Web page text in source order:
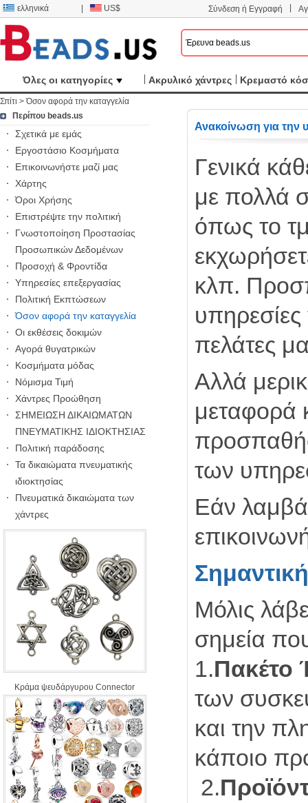
ελληνικά US$ Σύνδεση ή Εγγραφή
Όλες οι κατηγορίες Ακρυλικό χάντρες Κρεμαστό
Σπίτι >Όσον αφορά την καταγγελία
Περίπου beads.us
Σχετικά με εμάς
Εργοστάσιο Κοσμήματα
Επικοινωνήστε μαζί μας
Χάρτης
Όροι Χρήσης
Επιστρέψτε την πολιτική
Γνωστοποίηση Προστασίας
Προσωπικών Δεδομένων
Προσοχή & Φροντίδα
Υπηρεσίες επεξεργασίας
Πολιτική Εκπτώσεων
Όσον αφορά την καταγγελία
Οι εκθέσεις δοκιμών
Αγορά θυγατρικών
Κοσμήματα μόδας
Νόμισμα Τιμή
Χάντρες Προώθηση
ΣΗΜΕΙΩΣΗ ΔΙΚΑΙΩΜΑΤΩΝ
ΠΝΕΥΜΑΤΙΚΗΣ ΙΔΙΟΚΤΗΣΙΑΣ
Πολιτική παράδοσης
Τα δικαιώματα πνευματικής
ιδιοκτησίας
Πνευματικά δικαιώματα των
χάντρες
Κράμα ψευδάργυρου Connector
Ανακοίνωση για την
Γενικά
με πολλά
όπως το
κλπ.
υπηρεσίες
πελάτες
Αλλά
μεταφορά
των
Εάν
Μόλις
σημεία
1.Πακέτο
των
και την
κάποιο
2.